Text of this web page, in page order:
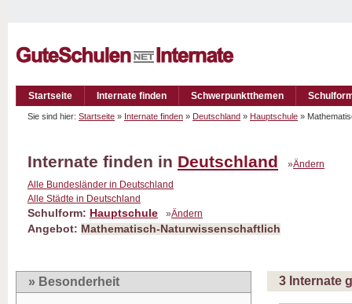
Startseite Internate finden Schwerpunktthemen
Sie sind hier: Startseite » Internate finden » Deutschland » Hauptschule »
Internate finden in Deutschland »Ändern
Alle Bundesländer in Deutschland
Alle Städte in Deutschland
Schulform: Hauptschule »Ändern
Angebot: Mathematisch-Naturwissenschaftlich
» Besonderheit 3 Internate